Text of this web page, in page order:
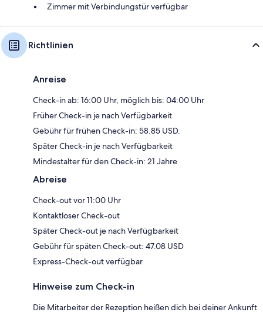
Zimmer mit Verbindungstür verfügbar
Richtlinien
Anreise
Check-in ab: 16:00 Uhr, möglich bis: 04:00 Uhr
Früher Check-in je nach Verfügbarkeit
Gebühr für frühen Check-in: 58.85 USD.
Später Check-in je nach Verfügbarkeit
Mindestalter für den Check-in: 21 Jahre
Abreise
Check-out vor 11:00 Uhr
Kontaktloser Check-out
Später Check-out je nach Verfügbarkeit
Gebühr für späten Check-out: 47.08 USD
Express-Check-out verfügbar
Hinweise zum Check-in
Die Mitarbeiter der Rezeption heißen dich bei deiner Ankunft